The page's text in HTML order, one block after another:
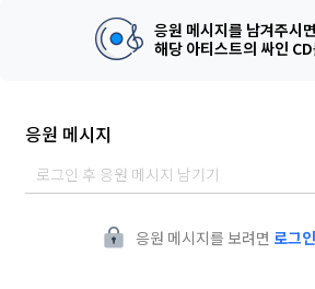
응원 메시지를 남겨주시
해당 아티스트의 싸인
응원 메시지
응원 메시지를 보려면 로그인